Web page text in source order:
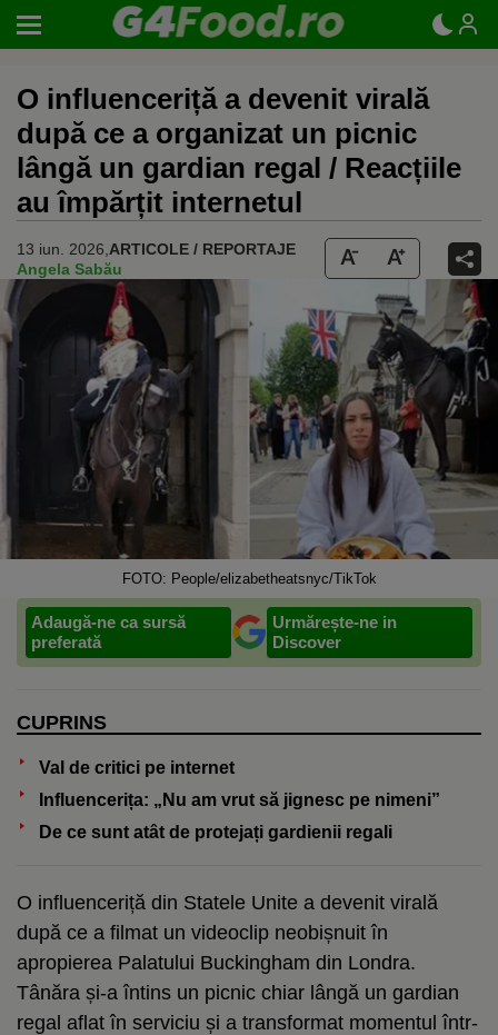
O influenceriță a devenit virală
după ce a organizat un picnic
lângă un gardian regal / Reacțiile
au împărțit internetul
13 iun. 2026, ARTICOLE / REPORTAJE
Angela Sabău
FOTO: People/elizabetheatsnyc/TikTok
Adaugă-ne ca sursă
preferată
Urmărește-ne in
Discover
CUPRINS
Val de critici pe internet
Influencerița: „Nu am vrut să jignesc pe nimeni”
De ce sunt atât de protejați gardienii regali
O influenceriță din Statele Unite a devenit virală
după ce a filmat un videoclip neobișnuit în
apropierea Palatului Buckingham din Londra.
Tânăra și-a întins un picnic chiar lângă un gardian
regal aflat în serviciu și a transformat momentul într-